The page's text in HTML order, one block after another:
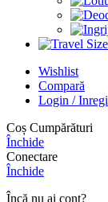
Wishlist
Compară
Login /
Coș Cumpărături
Închide
Conectare
Închide
Încă nu ai cont?